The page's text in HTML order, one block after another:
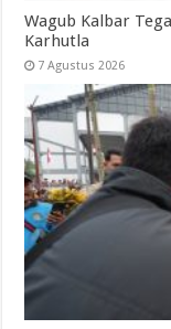
Wagub Kalbar
Karhutla
7 Agustus 2026